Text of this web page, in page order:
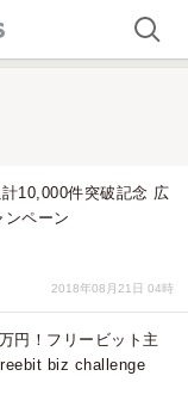
10,000件突破記念 広
ンペーン
2018年08月21日 04時
円！フリービット主
biz challenge